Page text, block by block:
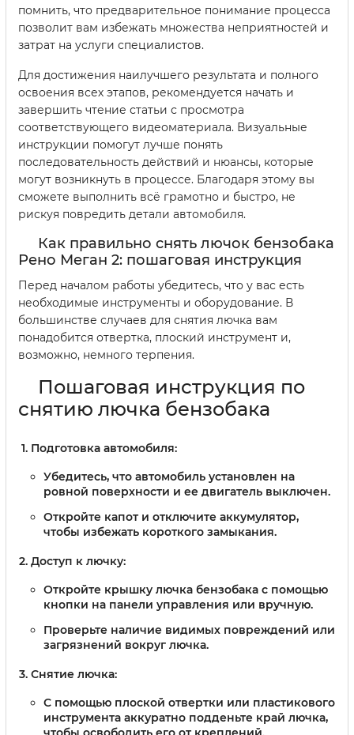
помнить, что предварительное понимание процесса
позволит вам избежать множества неприятностей и
затрат на услуги специалистов.
Для достижения наилучшего результата и полного
освоения всех этапов, рекомендуется начать и
завершить чтение статьи с просмотра
соответствующего видеоматериала. Визуальные
инструкции помогут лучше понять
последовательность действий и нюансы, которые
могут возникнуть в процессе. Благодаря этому вы
сможете выполнить всё грамотно и быстро, не
рискуя повредить детали автомобиля.
Как правильно снять лючок бензобака
Рено Меган 2: пошаговая инструкция
Перед началом работы убедитесь, что у вас есть
необходимые инструменты и оборудование. В
большинстве случаев для снятия лючка вам
понадобится отвертка, плоский инструмент и,
возможно, немного терпения.
Пошаговая инструкция по
снятию лючка бензобака
Подготовка автомобиля:
Убедитесь, что автомобиль установлен на
ровной поверхности и ее двигатель выключен.
Откройте капот и отключите аккумулятор,
чтобы избежать короткого замыкания.
Доступ к лючку:
Откройте крышку лючка бензобака с помощью
кнопки на панели управления или вручную.
Проверьте наличие видимых повреждений или
загрязнений вокруг лючка.
Снятие лючка:
С помощью плоской отвертки или пластикового
инструмента аккуратно подденьте край лючка,